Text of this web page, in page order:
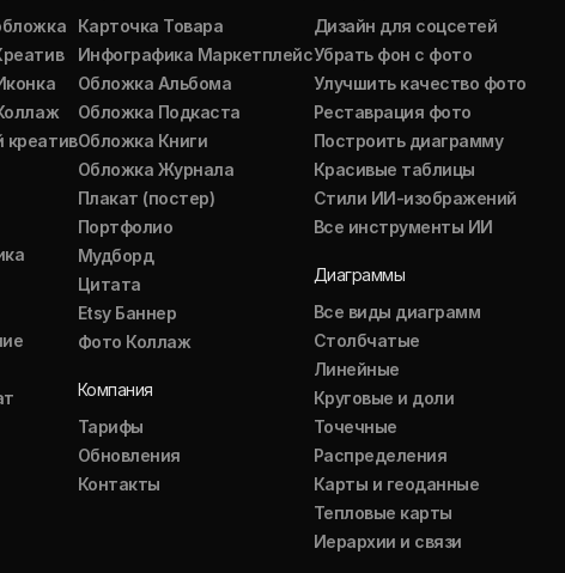
креатив
Карточка Товара
Инфографика Маркетплейс
Обложка Альбома
Обложка Подкаста
Обложка Книги
Обложка Журнала
Плакат (постер)
Портфолио
Мудборд
Цитата
Etsy Баннер
Фото Коллаж
Компания
Тарифы
Обновления
Контакты
Дизайн для соцсетей
Убрать фон с фото
Улучшить качество фото
Реставрация фото
Построить диаграмму
Красивые таблицы
Стили ИИ-изображений
Все инструменты ИИ
Диаграммы
Все виды диаграмм
Столбчатые
Линейные
Круговые и доли
Точечные
Распределения
Карты и геоданные
Тепловые карты
Иерархии и связи